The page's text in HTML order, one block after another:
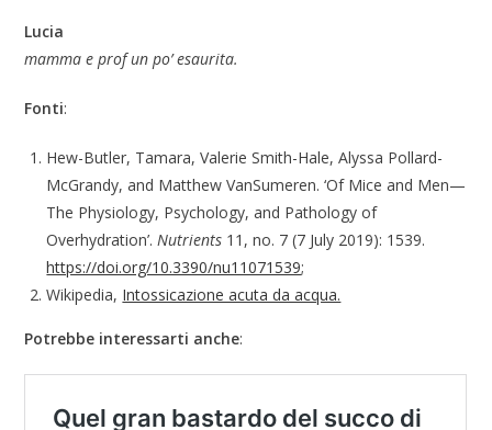
Lucia
mamma e prof un po’ esaurita.
Fonti:
Hew-Butler, Tamara, Valerie Smith-Hale, Alyssa Pollard-
McGrandy, and Matthew VanSumeren. ‘Of Mice and Men—
The Physiology, Psychology, and Pathology of
Overhydration’.Nutrients 11, no. 7 (7 July 2019): 1539.
https://doi.org/10.3390/nu11071539;
Wikipedia, Intossicazione acuta da acqua.
Potrebbe interessarti anche: